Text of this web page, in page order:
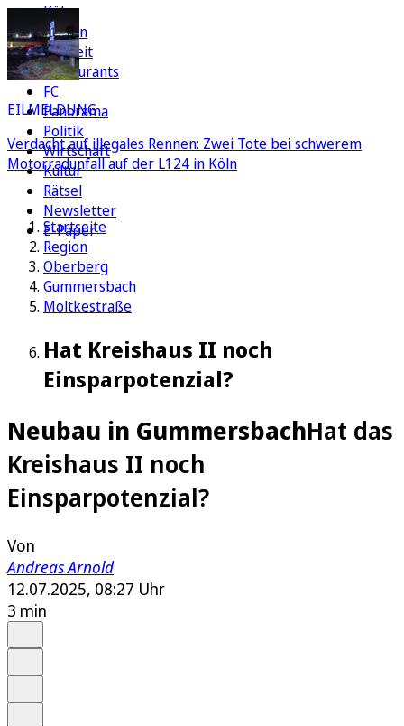
Köln
Region
Freizeit
Restaurants
FC
Panorama
Politik
Wirtschaft
Kultur
Rätsel
Newsletter
E-Paper
EILMELDUNG
Verdacht auf illegales Rennen: Zwei Tote bei schwerem
Motorradunfall auf der L124 in Köln
Startseite
Region
Oberberg
Gummersbach
Moltkestraße
Hat Kreishaus II noch
Einsparpotenzial?
Neubau in GummersbachHat das
Kreishaus II noch
Einsparpotenzial?
Von
Andreas Arnold
12.07.2025, 08:27 Uhr
3 min